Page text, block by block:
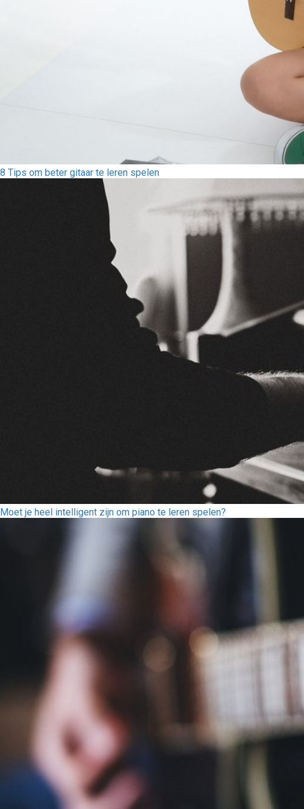
8 Tips om beter gitaar te leren spelen
Moet je heel intelligent zijn om piano te leren spelen?